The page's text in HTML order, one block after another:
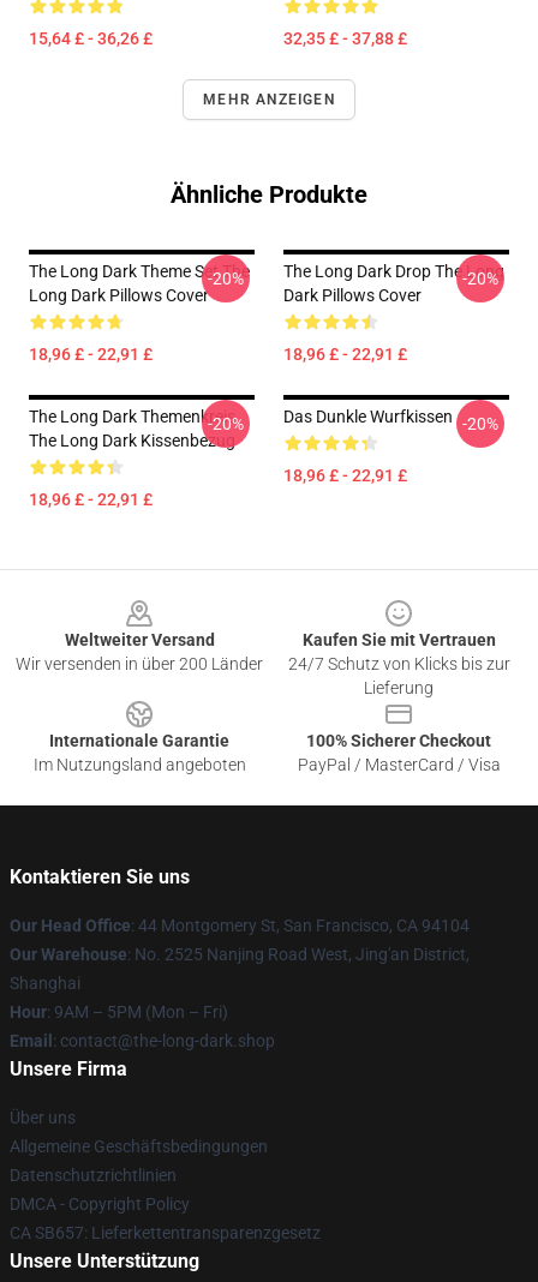
15,64 £ - 36,26 £ 32,35 £ - 37,88 £
MEHR ANZEIGEN
Ähnliche Produkte
The Long Dark Theme Set The
Long Dark Pillows Cover
18,96 £ - 22,91 £
-20%
The Long Dark Drop The Long
Dark Pillows Cover
18,96 £ - 22,91 £
-20%
The Long Dark Themenkreis
The Long Dark Kissenbezug
18,96 £ - 22,91 £
-20% Das Dunkle Wurfkissen
18,96 £ - 22,91 £
-20%
Weltweiter Versand
Wir versenden in über 200 Länder
Kaufen Sie mit Vertrauen
24/7 Schutz von Klicks bis zur
Lieferung
Internationale Garantie
Im Nutzungsland angeboten
100% Sicherer Checkout
PayPal / MasterCard / Visa
Kontaktieren Sie uns
Our Head Office: 44 Montgomery St, San Francisco, CA 94104
Our Warehouse: No. 2525 Nanjing Road West, Jing'an District,
Shanghai
Hour: 9AM – 5PM (Mon – Fri)
Email : contact@the-long-dark.shop
Unsere Firma
Über uns
Allgemeine Geschäftsbedingungen
Datenschutzrichtlinien
DMCA - Copyright Policy
CA SB657: Lieferkettentransparenzgesetz
Unsere Unterstützung